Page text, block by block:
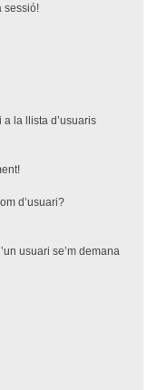
sessió!
la llista d’usuaris
d’usuari?
usuari se’m demana